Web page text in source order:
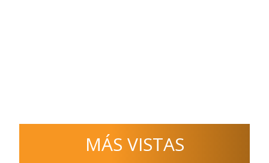
MÁS VISTAS